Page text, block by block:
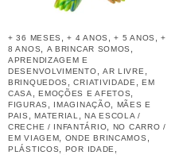
+ 36 MESES ,+ 4 ANOS ,+ 5 ANOS ,+
8 ANOS
A BRINCAR SOMOS
APRENDIZAGEM E
DESENVOLVIMENTO
AR LIVRE
BRINQUEDOS ,CRIATIVIDADE ,EM
CASA
,EMOÇÕES E AFETOS
FIGURAS IMAGINAÇÃO
MÃES E
PAIS
,MATERIAL ,NA ESCOLA /
CRECHE / INFANTÁRIO
NO CARRO /
EM VIAGEM
ONDE BRINCAMOS
PLÁSTICOS POR IDADE